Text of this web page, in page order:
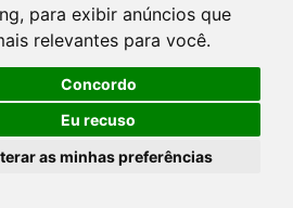
, para exibir anúncios que
relevantes para você.
Concordo
Eu recuso
as minhas preferências